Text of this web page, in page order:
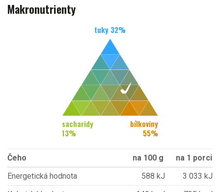
Makronutrienty
tuky 32%
sacharidy
13%
bílkoviny
55%
Čeho na 100 g
na 1 porci
Energetická hodnota
588 kJ
3 033 kJ